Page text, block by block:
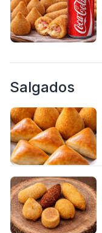
Salgados